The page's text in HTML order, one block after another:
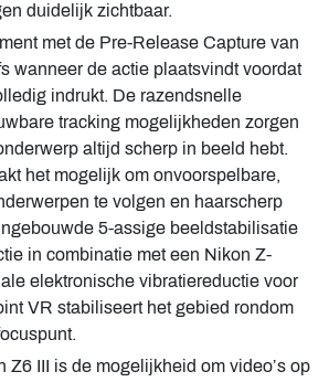
duidelijk zichtbaar.
met de Pre-Release Capture van
wanneer de actie plaatsvindt voordat
indrukt. De razendsnelle
tracking mogelijkheden zorgen
altijd scherp in beeld hebt.
het mogelijk om onvoorspelbare,
te volgen en haarscherp
5-assige beeldstabilisatie
in combinatie met een Nikon Z-
elektronische vibratiereductie voor
VR stabiliseert het gebied rondom
Z6 III is de mogelijkheid om video’s op